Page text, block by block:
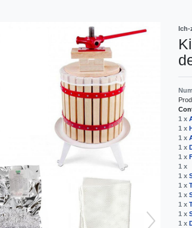
Ich-
1 x
1 x
1 x
1 x
1 x
1 x
1 x
1 x
1 x
1 x
1 x
1 x